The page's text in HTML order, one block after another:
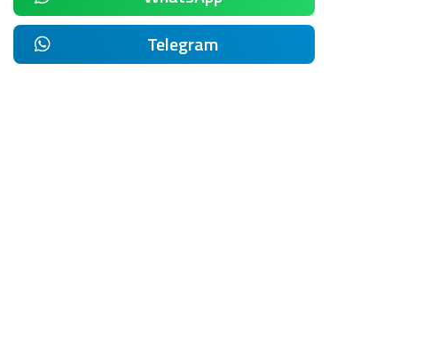
Telegram